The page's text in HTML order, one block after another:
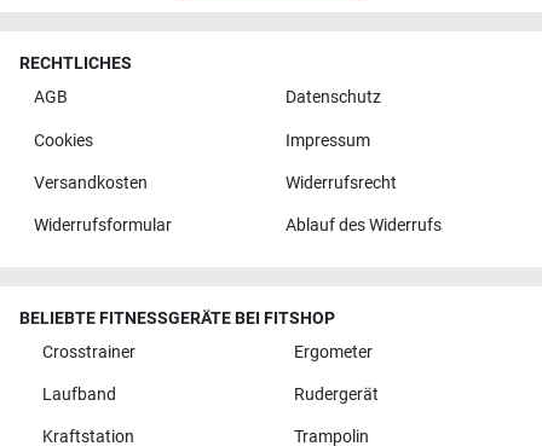
RECHTLICHES
AGB
Datenschutz
Cookies Impressum
Versandkosten Widerrufsrecht
Widerrufsformular Ablauf des Widerrufs
BELIEBTE FITNESSGERÄTE BEI FITSHOP
Crosstrainer
Ergometer
Laufband Rudergerät
Kraftstation Trampolin